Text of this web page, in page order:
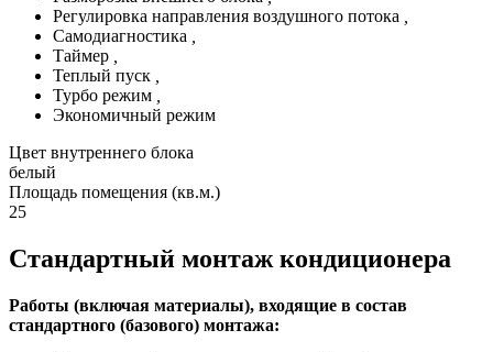
Регулировка направления воздушного потока
Самодиагностика
Таймер
Теплый пуск
Турбо режим
Экономичный режим
Цвет внутреннего блока
белый
Площадь помещения (кв.м.)
25
Стандартный монтаж кондиционера
Работы (включая материалы), входящие в состав
стандартного (базового) монтажа: